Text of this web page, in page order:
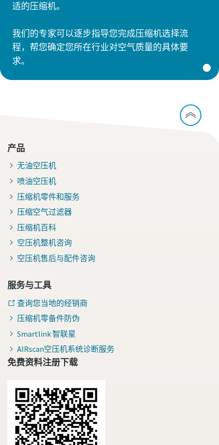
适的压缩机。
我们的专家可以逐步指导您完成压缩机选择流
程，帮您确定您所在行业对空气质量的具体要
求。
产品
无油空压机
喷油空压机
压缩机零件和服务
压缩空气过滤器
压缩机百科
空压机整机咨询
空压机售后与配件咨询
服务与工具
查询您当地的经销商
压缩机零备件防伪
Smartlink 智联星
AIRscan空压机系统诊断服务
免费资料注册下载